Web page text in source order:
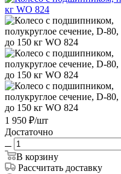
1 950 ₽/шт
Достаточно
В корзину
Рассчитать доставку